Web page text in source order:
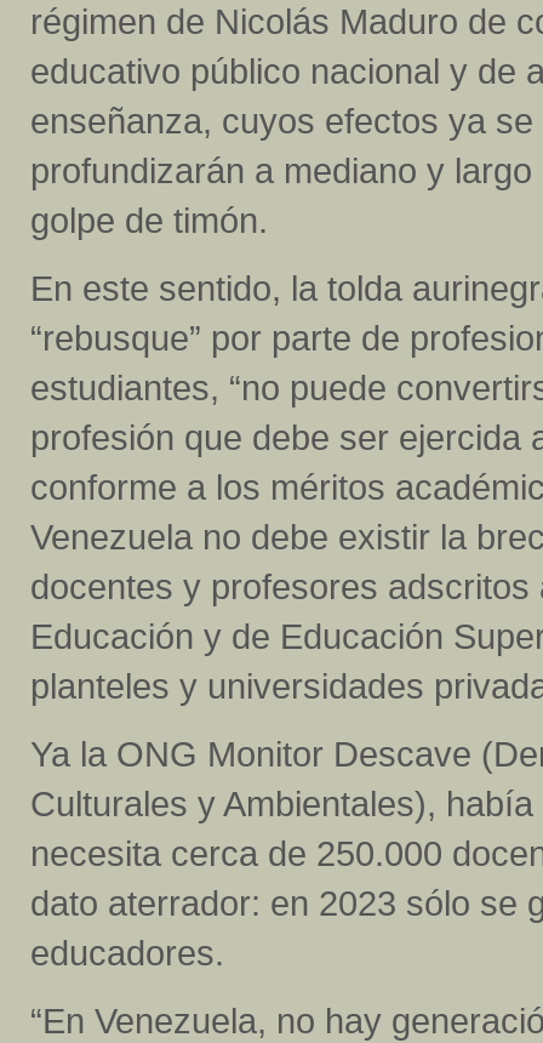
régimen de Nicolás Maduro de
educativo público nacional y de
enseñanza, cuyos efectos ya
profundizarán a mediano y
golpe de timón.
En este sentido, la tolda
“rebusque” por parte de
estudiantes, “no puede
profesión que debe ser ejercida
conforme a los méritos
Venezuela no debe existir la
docentes y profesores
Educación y de Educación
planteles y universidades
Ya la ONG Monitor Descave
Culturales y Ambientales),
necesita cerca de 250.000
dato aterrador: en 2023 sólo se
educadores.
“En Venezuela, no hay